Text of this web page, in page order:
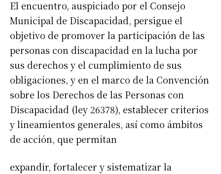
El encuentro, auspiciado por el Consejo
Municipal de Discapacidad, persigue el
objetivo de promover la participación de las
personas con discapacidad en la lucha por
sus derechos y el cumplimiento de sus
obligaciones, y en el marco de la Convención
sobre los Derechos de las Personas con
Discapacidad (ley 26378), establecer criterios
y lineamientos generales, así como ámbitos
de acción, que permitan
expandir, fortalecer y sistematizar la